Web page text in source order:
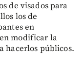
de visados para
los de
en
modificar la
hacerlos públicos.